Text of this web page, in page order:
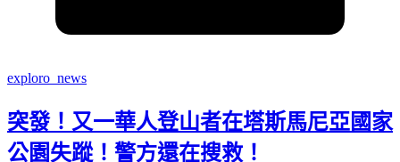
exploro_news
突發！又一華人登山者在塔斯馬尼亞國家
公園失蹤！警方還在搜救！